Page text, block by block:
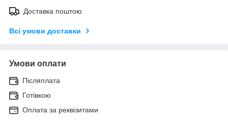
Доставка поштою
Всі умови доставки
Умови оплати
Післяплата
Готівкою
Оплата за реквізитами